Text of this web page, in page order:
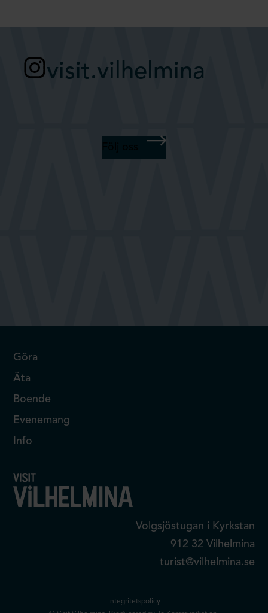
visit.vilhelmina
Göra
Äta
Boende
Evenemang
Info
Volgsjöstugan i Kyrkstan
912 32 Vilhelmina
turist@vilhelmina.se
Integritetspolicy